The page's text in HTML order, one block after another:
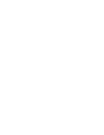
aanzien van
om passend